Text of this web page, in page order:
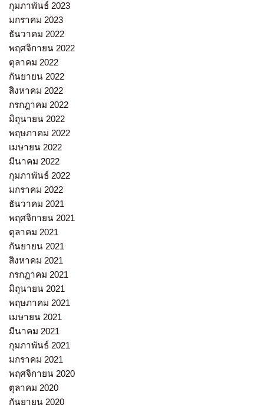
กุมภาพันธ์ 2023
มกราคม 2023
ธันวาคม 2022
พฤศจิกายน 2022
ตุลาคม 2022
กันยายน 2022
สิงหาคม 2022
กรกฎาคม 2022
มิถุนายน 2022
พฤษภาคม 2022
เมษายน 2022
มีนาคม 2022
กุมภาพันธ์ 2022
มกราคม 2022
ธันวาคม 2021
พฤศจิกายน 2021
ตุลาคม 2021
กันยายน 2021
สิงหาคม 2021
กรกฎาคม 2021
มิถุนายน 2021
พฤษภาคม 2021
เมษายน 2021
มีนาคม 2021
กุมภาพันธ์ 2021
มกราคม 2021
พฤศจิกายน 2020
ตุลาคม 2020
กันยายน 2020